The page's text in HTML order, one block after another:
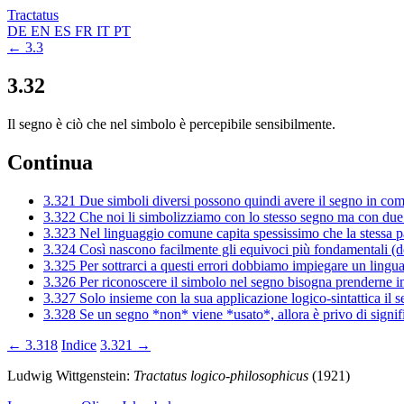
Tractatus
DE EN ES FR IT PT
← 3.3
3.32
Il segno è ciò che nel simbolo è percepibile sensibilmente.
Continua
3.321 Due simboli diversi possono quindi avere il segno in
3.322 Che noi li simbolizziamo con lo stesso segno ma con
3.323 Nel linguaggio comune capita spessissimo che la
3.324 Così nascono facilmente gli equivoci più fondamentali
3.325 Per sottrarci a questi errori dobbiamo impiegare un
3.326 Per riconoscere il simbolo nel segno bisogna prenderne
3.327 Solo insieme con la sua applicazione logico-sintattica il
3.328 Se un segno *non* viene *usato*, allora è privo di
← 3.318 Indice 3.321 →
Ludwig Wittgenstein: Tractatus logico-philosophicus (1921)